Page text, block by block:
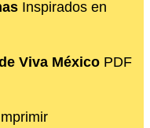
Inspirados en
Viva México PDF